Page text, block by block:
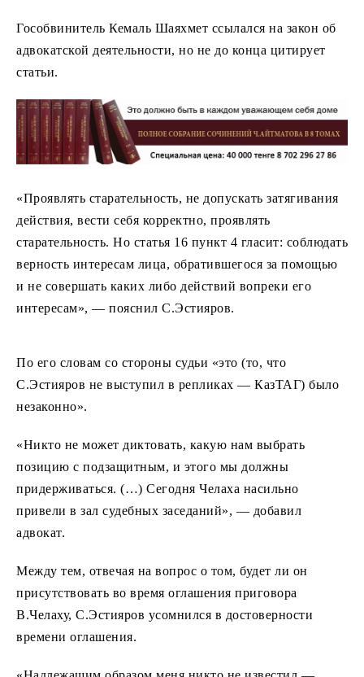
Гособвинитель Кемаль Шаяхмет ссылался на закон об
адвокатской деятельности, но не до конца цитирует
статьи.
«Проявлять старательность, не допускать затягивания
действия, вести себя корректно, проявлять
старательность. Но статья 16 пункт 4 гласит: соблюдать
верность интересам лица, обратившегося за помощью
и не совершать каких либо действий вопреки его
интересам», — пояснил С.Эстияров.
По его словам со стороны судьи «это (то, что
С.Эстияров не выступил в репликах — КазТАГ) было
незаконно».
«Никто не может диктовать, какую нам выбрать
позицию с подзащитным, и этого мы должны
придерживаться. (…) Сегодня Челаха насильно
привели в зал судебных заседаний», — добавил
адвокат.
Между тем, отвечая на вопрос о том, будет ли он
присутствовать во время оглашения приговора
В.Челаху, С.Эстияров усомнился в достоверности
времени оглашения.